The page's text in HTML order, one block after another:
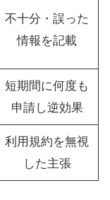
不十分・誤った
情報を記載
短期間に何度も
申請し逆効果
利用規約を無視
した主張